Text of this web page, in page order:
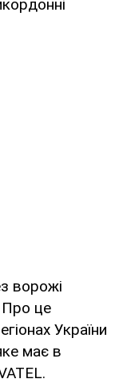
ворожі
Про це
України
має в